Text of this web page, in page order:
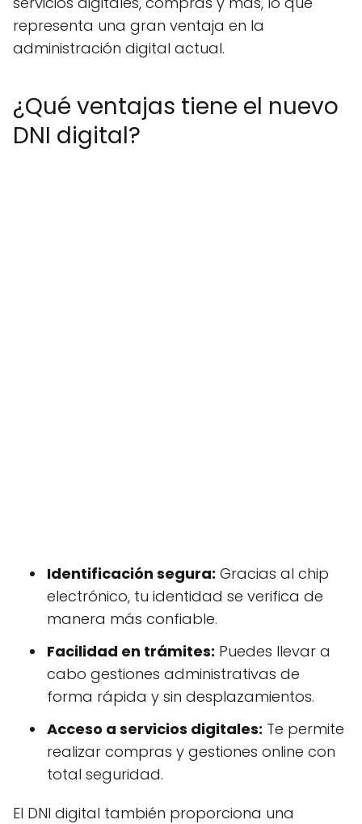
representa una gran ventaja en la
administración digital actual.
¿Qué ventajas tiene el nuevo
DNI digital?
Identificación segura: Gracias al chip
electrónico, tu identidad se verifica de
manera más confiable.
Facilidad en trámites: Puedes llevar a
cabo gestiones administrativas de
forma rápida y sin desplazamientos.
Acceso a servicios digitales: Te permite
realizar compras y gestiones online con
total seguridad.
El DNI digital también proporciona una